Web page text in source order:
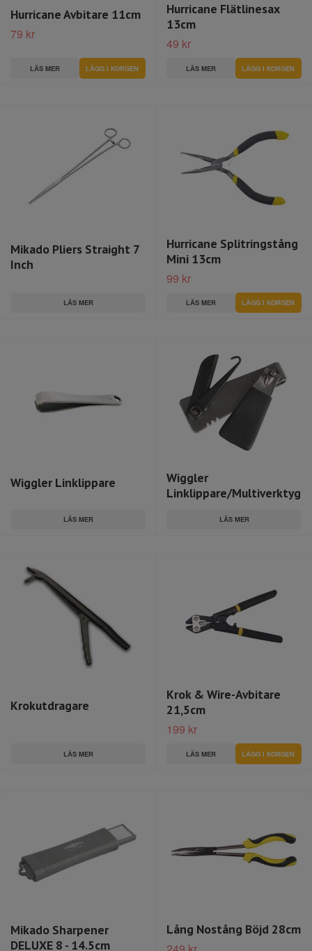
Hurricane Avbitare 11cm
79 kr
LÄS MER
Hurricane Flätlinesax
13cm
49 kr
LÄS MER
Mikado Pliers Straight 7
Inch
LÄS MER
Hurricane Splitringstång
Mini 13cm
99 kr
LÄS MER
Wiggler Linklippare
LÄS MER
Wiggler
Linklippare/Multiverktyg
LÄS MER
Krokutdragare
LÄS MER
Krok & Wire-Avbitare
21,5cm
199 kr
LÄS MER
Mikado Sharpener
DELUXE 8 - 14.5cm
Lång Nostång Böjd 28cm